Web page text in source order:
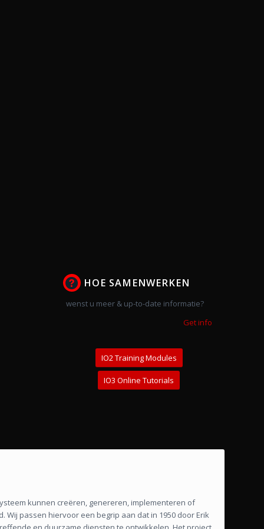
HOE SAMENWERKEN
wenst u meer & up-to-date informatie?
Get info
IO2 Training Modules
IO3 Online Tutorials
kunnen creëren, genereren, implementeren of
passen hiervoor een begrip aan dat in 1950 door Erik